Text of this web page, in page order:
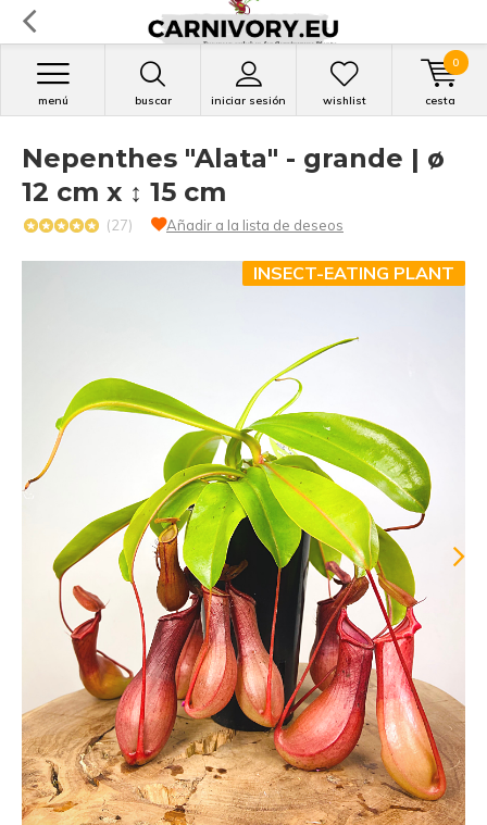
buscar iniciar sesión
menú wishlist cesta
0
Nepenthes "Alata" - grande | ø
12 cm x ↕ 15 cm
(27) Añadir a la lista de deseos
INSECT-EATING PLANT